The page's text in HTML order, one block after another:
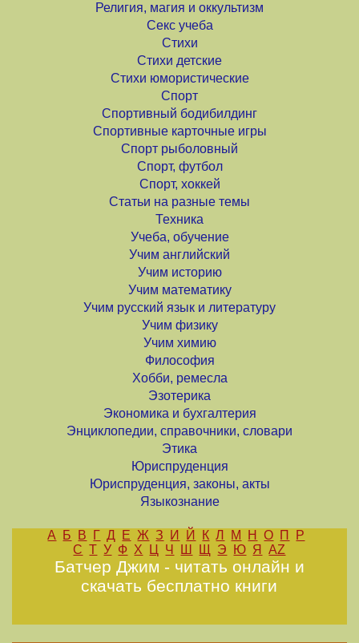
Религия, магия и оккультизм
Секс учеба
Стихи
Стихи детские
Стихи юмористические
Спорт
Спортивный бодибилдинг
Спортивные карточные игры
Спорт рыболовный
Спорт, футбол
Спорт, хоккей
Статьи на разные темы
Техника
Учеба, обучение
Учим английский
Учим историю
Учим математику
Учим русский язык и литературу
Учим физику
Учим химию
Философия
Хобби, ремесла
Эзотерика
Экономика и бухгалтерия
Энциклопедии, справочники, словари
Этика
Юриспруденция
Юриспруденция, законы, акты
Языкознание
А Б В Г Д Е Ж З И Й К Л М Н О П
Р
С Т У Ф Х Ц Ч Ш Щ Э Ю Я AZ
Батчер Джим - читать онлайн и
скачать бесплатно книги